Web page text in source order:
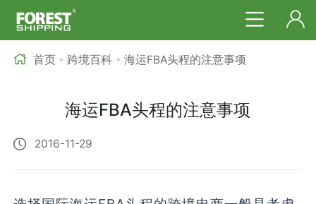
首页 > 跨境百科 > 海运FBA头程的注意事项
海运FBA头程的注意事项
2016-11-29